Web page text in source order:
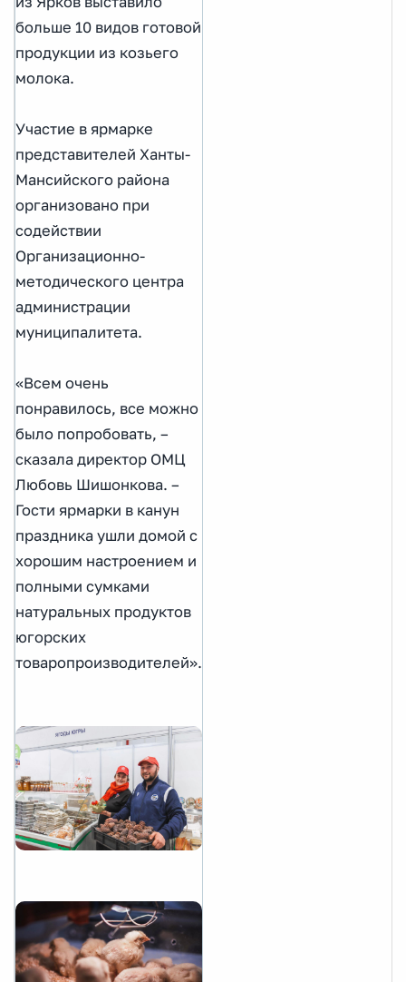
больше 10 видов готовой
продукции из козьего
молока.
Участие в ярмарке
представителей Ханты-
Мансийского района
организовано при
содействии
Организационно-
методического центра
администрации
муниципалитета.
«Всем очень
понравилось, все можно
было попробовать, –
сказала директор ОМЦ
Любовь Шишонкова. –
Гости ярмарки в канун
праздника ушли домой с
хорошим настроением и
полными сумками
натуральных продуктов
югорских
товаропроизводителей».